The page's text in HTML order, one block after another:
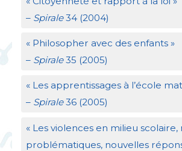
– Spirale34 (2004)
« Philosopher avec des enfants »
– Spirale35 (2005)
« Les apprentissages à l’école
– Spirale36 (2005)
« Les violences en milieu scolaire,
problématiques, nouvelles